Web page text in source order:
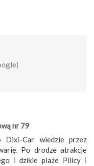
nr 79
Dixi-Car wiedzie przez
Po drodze atrakcje
i dzikie plaże Pilicy i